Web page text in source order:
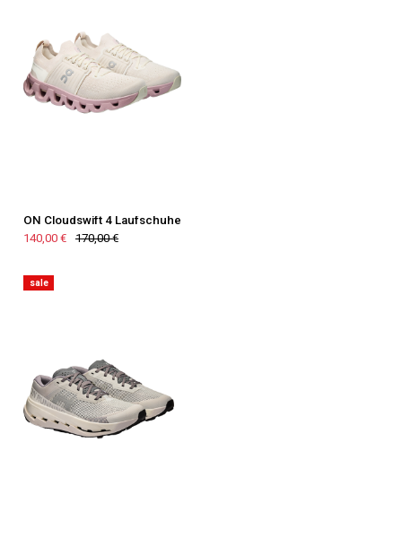
ON Cloudswift 4 Laufschuhe
140,00 €
170,00 €
sale